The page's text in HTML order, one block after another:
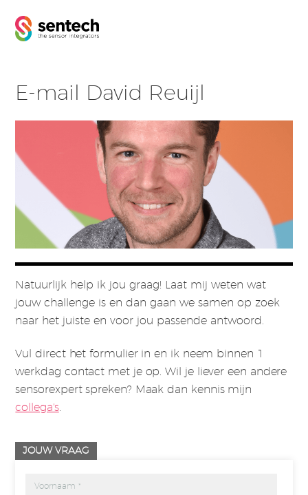
E-mail David Reuijl
Natuurlijk help ik jou graag! Laat mij weten wat
jouw challenge is en dan gaan we samen op zoek
naar het juiste en voor jou passende antwoord.
Vul direct het formulier in en ik neem binnen 1
werkdag contact met je op. Wil je liever een andere
sensorexpert spreken? Maak dan kennis mijn
collega's.
JOUW VRAAG